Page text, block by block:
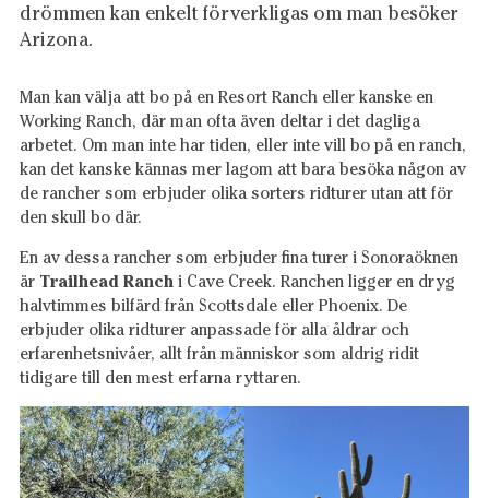
drömmen kan enkelt förverkligas om man besöker
Arizona.
Man kan välja att bo på en Resort Ranch eller kanske en
Working Ranch, där man ofta även deltar i det dagliga
arbetet. Om man inte har tiden, eller inte vill bo på en ranch,
kan det kanske kännas mer lagom att bara besöka någon av
de rancher som erbjuder olika sorters ridturer utan att för
den skull bo där.
En av dessa rancher som erbjuder fina turer i Sonoraöknen
är Trailhead Ranch i Cave Creek. Ranchen ligger en dryg
halvtimmes bilfärd från Scottsdale eller Phoenix. De
erbjuder olika ridturer anpassade för alla åldrar och
erfarenhetsnivåer, allt från människor som aldrig ridit
tidigare till den mest erfarna ryttaren.